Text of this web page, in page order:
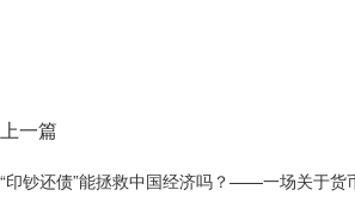
上一篇